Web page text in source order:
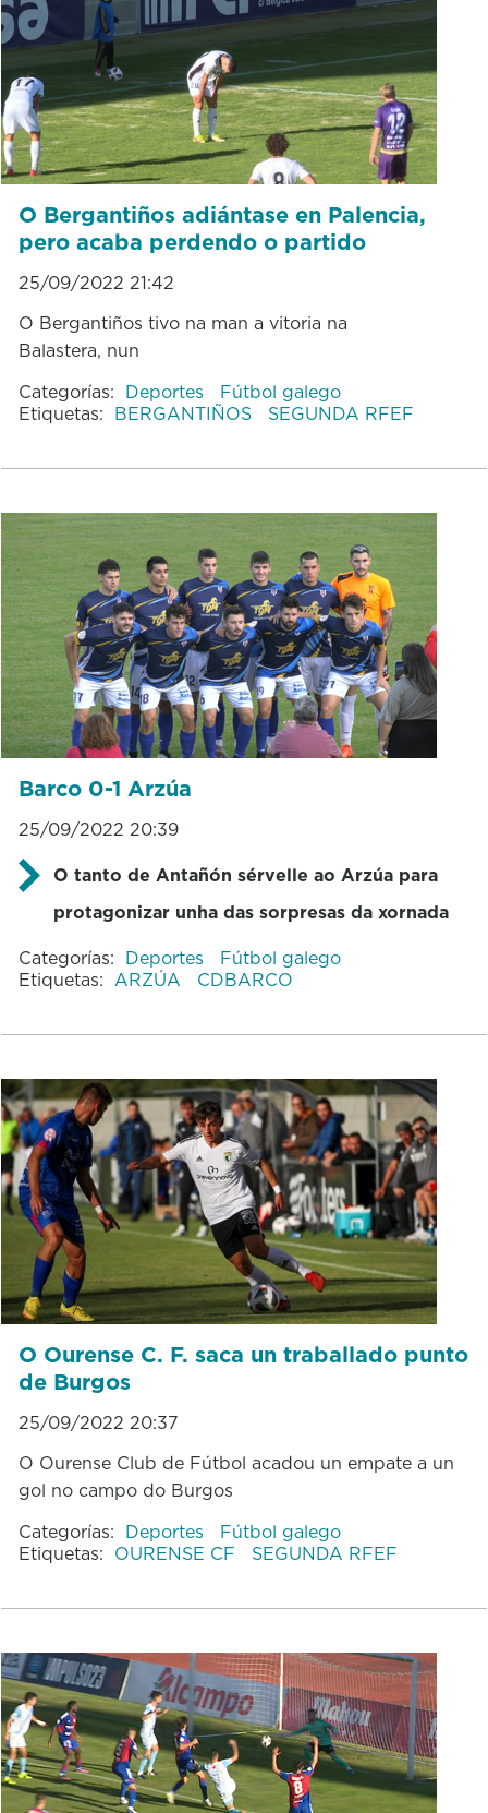
O Bergantiños adiántase en Palencia,
pero acaba perdendo o partido
25/09/2022 21:42
O Bergantiños tivo na man a vitoria na
Balastera, nun
Categorías: Deportes
Fútbol galego
Etiquetas: BERGANTIÑOS SEGUNDA RFEF
Barco 0-1 Arzúa
25/09/2022 20:39
O tanto de Antañón sérvelle ao Arzúa para
protagonizar unha das sorpresas da xornada
Categorías: Deportes
Fútbol galego
Etiquetas: ARZÚA CDBARCO
O Ourense C. F. saca un traballado punto
de Burgos
25/09/2022 20:37
O Ourense Club de Fútbol acadou un empate a un
gol no campo do Burgos
Categorías: Deportes
Fútbol galego
Etiquetas: OURENSE CF SEGUNDA RFEF